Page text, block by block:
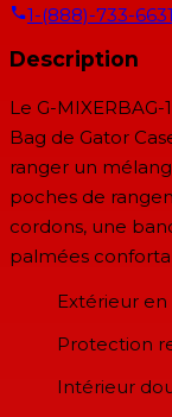
1-(888)-733-6631
Description
Le G-
Bag de Gator
ranger un
poches de
cordons, une
palmées
Extérieur
Protection
Intérieur